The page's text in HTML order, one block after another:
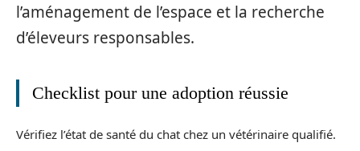
l’aménagement de l’espace et la recherche
d’éleveurs responsables.
Checklist pour une adoption réussie
Vérifiez l’état de santé du chat chez un vétérinaire qualifié.